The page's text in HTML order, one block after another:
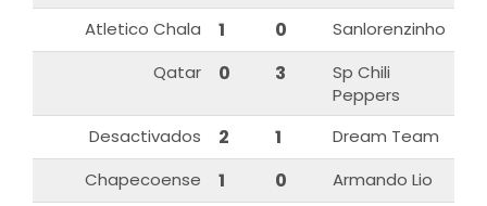
Atletico Chala
1 0
Sanlorenzinho
Qatar
0 3
Sp Chili
Peppers
Desactivados
2 1
Dream Team
Chapecoense
1 0
Armando Lio